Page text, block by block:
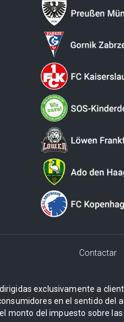
Contactar
exclusivamente a
en el sentido del
monto del impuesto sobre